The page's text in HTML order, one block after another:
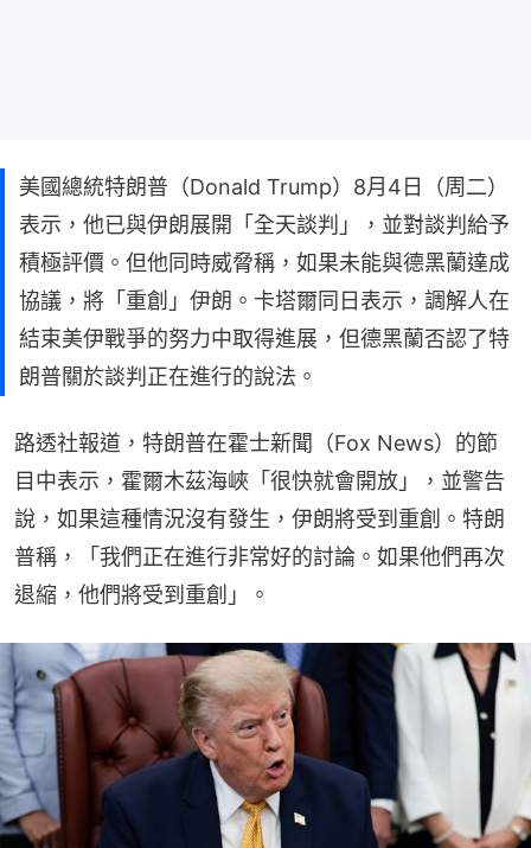
美國總統特朗普（Donald Trump）8月4日（周二）
表示，他已與伊朗展開「全天談判」，並對談判給予
積極評價。但他同時威脅稱，如果未能與德黑蘭達成
協議，將「重創」伊朗。卡塔爾同日表示，調解人在
結束美伊戰爭的努力中取得進展，但德黑蘭否認了特
朗普關於談判正在進行的說法。
路透社報道，特朗普在霍士新聞（Fox News）的節
目中表示，霍爾木茲海峽「很快就會開放」，並警告
說，如果這種情況沒有發生，伊朗將受到重創。特朗
普稱，「我們正在進行非常好的討論。如果他們再次
退縮，他們將受到重創」。